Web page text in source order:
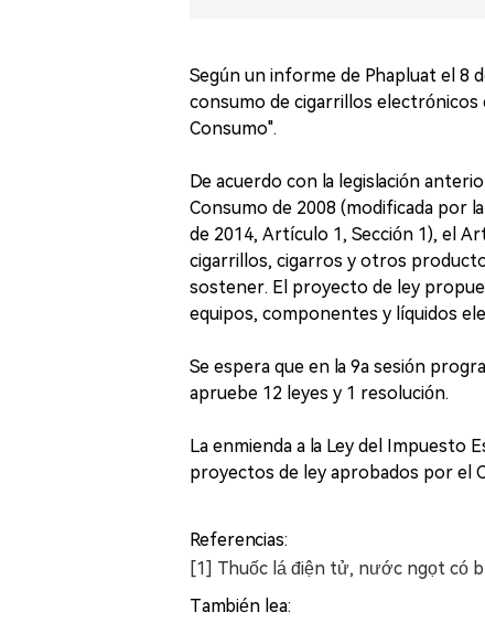
Según un informe de Phapluat el 8
consumo de cigarrillos electrónicos
Consumo".
De acuerdo con la legislación
Consumo de 2008 (modificada por
de 2014, Artículo 1, Sección 1), el
cigarrillos, cigarros y otros
sostener. El proyecto de ley
equipos, componentes y líquidos
Se espera que en la 9a sesión
apruebe 12 leyes y 1 resolución.
La enmienda a la Ley del Impuesto
proyectos de ley aprobados por el
Referencias:
[1] Thuốc lá điện tử, nước ngọt có
También lea: